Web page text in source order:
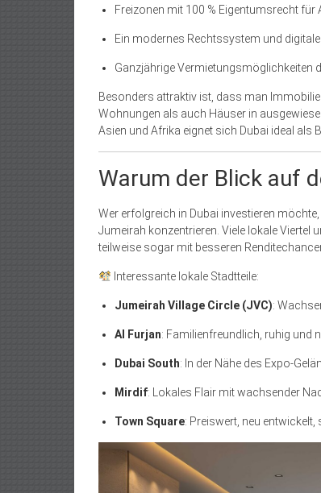
Freizonen mit 100 % Eigentumsrecht für
Ein modernes Rechtssystem und
Ganzjährige Vermietungsmöglichkeiten
Besonders attraktiv ist, dass man
Wohnungen als auch Häuser in
Asien und Afrika eignet sich Dubai ideal
Warum der Blick auf
Wer erfolgreich in Dubai investieren
Jumeirah konzentrieren. Viele lokale Viertel
teilweise sogar mit besseren
Interessante lokale Stadtteile:
Jumeirah Village Circle (JVC):
Al Furjan: Familienfreundlich, ruhig und
Dubai South: In der Nähe des Expo-
Mirdif: Lokales Flair mit wachsender
Town Square: Preiswert, neu